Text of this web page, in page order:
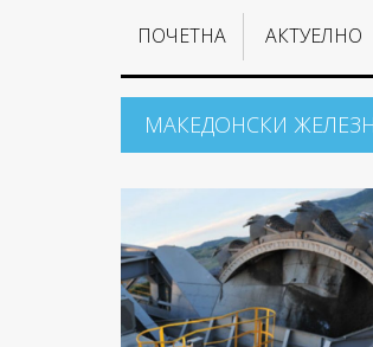
ПОЧЕТНА АКТУЕЛНО
МАКЕДОНСКИ